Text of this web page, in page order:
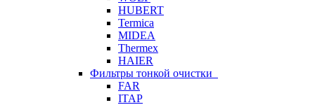
HUBERT
Termica
MIDEA
Thermex
HAIER
Фильтры тонкой очистки
FAR
ITAP